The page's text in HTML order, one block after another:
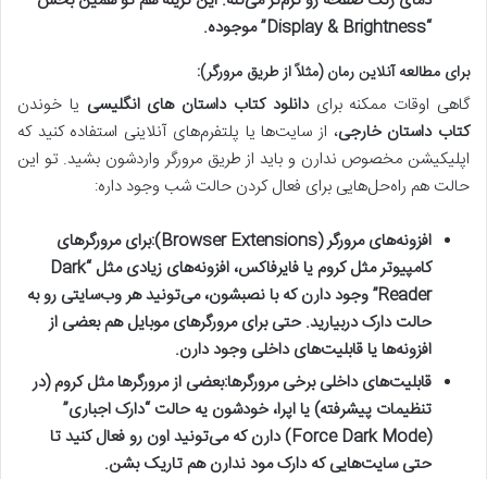
“Display & Brightness” موجوده.
برای مطالعه آنلاین رمان (مثلاً از طریق مرورگر):
گاهی اوقات ممکنه برایدانلود کتاب داستان های انگلیسی یا خوندن
کتاب داستان خارجی، از سایت‌ها یا پلتفرم‌های آنلاینی استفاده کنید که
اپلیکیشن مخصوص ندارن و باید از طریق مرورگر واردشون بشید. تو این
حالت هم راه‌حل‌هایی برای فعال کردن حالت شب وجود داره:
افزونه‌های مرورگر (Browser Extensions):
برای مرورگرهای
کامپیوتر مثل کروم یا فایرفاکس، افزونه‌های زیادی مثل “Dark
Reader” وجود دارن که با نصبشون، می‌تونید هر وب‌سایتی رو به
حالت دارک دربیارید. حتی برای مرورگرهای موبایل هم بعضی از
افزونه‌ها یا قابلیت‌های داخلی وجود دارن.
قابلیت‌های داخلی برخی مرورگرها:بعضی از مرورگرها مثل کروم (در
تنظیمات پیشرفته) یا اپرا، خودشون یه حالت “دارک اجباری”
(Force Dark Mode) دارن که می‌تونید اون رو فعال کنید تا
حتی سایت‌هایی که دارک مود ندارن هم تاریک بشن.